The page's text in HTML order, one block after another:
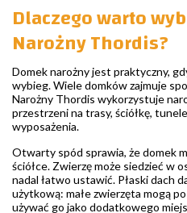
Dlaczego warto
Narożny Thordis?
Domek narożny jest praktyczny,
wybieg. Wiele domków zajmuje
Narożny Thordis wykorzystuje
przestrzeni na trasy, ściółkę,
wyposażenia.
Otwarty spód sprawia, że domek
ściółce. Zwierzę może siedzieć w
nadal łatwo ustawić. Płaski dach
użytkową: małe zwierzęta mogą
używać go jako dodatkowego